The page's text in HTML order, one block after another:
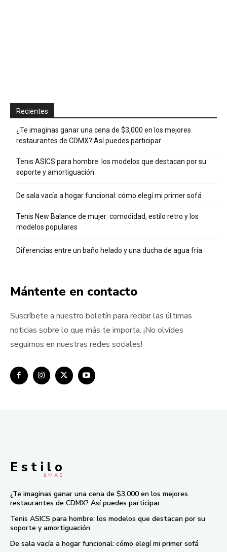
Recientes
¿Te imaginas ganar una cena de $3,000 en los mejores
restaurantes de CDMX? Así puedes participar
Tenis ASICS para hombre: los modelos que destacan por su
soporte y amortiguación
De sala vacía a hogar funcional: cómo elegí mi primer sofá
Tenis New Balance de mujer: comodidad, estilo retro y los
modelos populares
Diferencias entre un baño helado y una ducha de agua fría
Mántente en contacto
Suscríbete a nuestro boletín para recibir las últimas
noticias sobre lo que más te importa. ¡No olvides
seguirnos en nuestras redes sociales!
E s t i l o
& M À S
¿Te imaginas ganar una cena de $3,000 en los mejores
restaurantes de CDMX? Así puedes participar
Tenis ASICS para hombre: los modelos que destacan por su
soporte y amortiguación
De sala vacía a hogar funcional: cómo elegí mi primer sofá